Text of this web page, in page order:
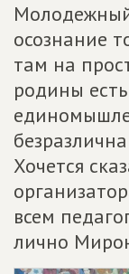
осознание
там на
родины
Хочется
всем
лично